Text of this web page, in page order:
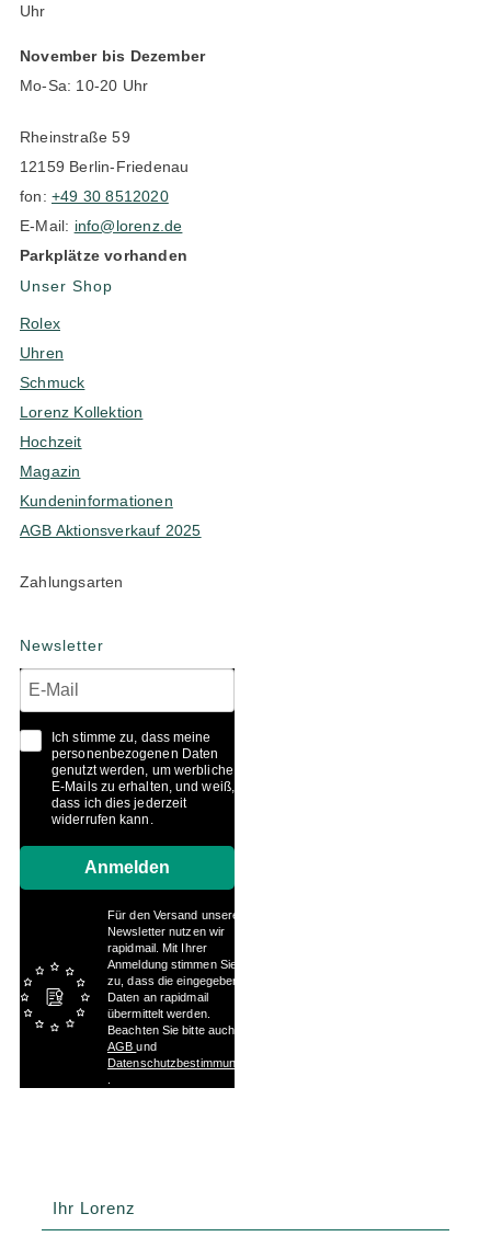
Uhr
November bis Dezember
Mo-Sa: 10-20 Uhr
Rheinstraße 59
12159 Berlin-Friedenau
fon: +49 30 8512020
E-Mail: info@lorenz.de
Parkplätze vorhanden
Unser Shop
Rolex
Uhren
Schmuck
Lorenz Kollektion
Hochzeit
Magazin
Kundeninformationen
AGB Aktionsverkauf 2025
Zahlungsarten
Newsletter
Ich stimme zu, dass meine
personenbezogenen Daten
genutzt werden, um werbliche
E-Mails zu erhalten, und weiß,
dass ich dies jederzeit
widerrufen kann.
Anmelden
Für den Versand unserer
Newsletter nutzen wir
rapidmail. Mit Ihrer
Anmeldung stimmen Sie
zu, dass die eingegebenen
Daten an rapidmail
übermittelt werden.
Beachten Sie bitte auch die
AGBund
Datenschutzbestimmungen
Ihr Lorenz